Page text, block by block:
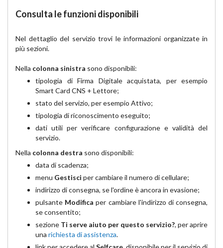
Consulta le funzioni disponibili
Nel dettaglio del servizio trovi le informazioni organizzate in
più sezioni.
Nella colonna sinistra sono disponibili:
tipologia di Firma Digitale acquistata, per esempio
Smart Card CNS + Lettore;
stato del servizio, per esempio Attivo;
tipologia di riconoscimento eseguito;
dati utili per verificare configurazione e validità del
servizio.
Nella colonna destra sono disponibili:
data di scadenza;
menu Gestisci per cambiare il numero di cellulare;
indirizzo di consegna, se l'ordine è ancora in evasione;
pulsante Modifica per cambiare l'indirizzo di consegna,
se consentito;
sezione Ti serve aiuto per questo servizio?, per aprire
una richiesta di assistenza.